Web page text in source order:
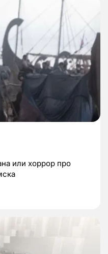
или хоррор про